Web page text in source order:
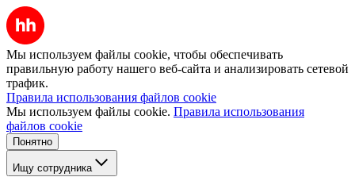
Мы используем файлы cookie, чтобы обеспечивать
правильную работу нашего веб-сайта и анализировать сетевой
трафик.
Правила использования файлов cookie
Мы используем файлы cookie. Правила использования
файлов cookie
Понятно
Ищу сотрудника